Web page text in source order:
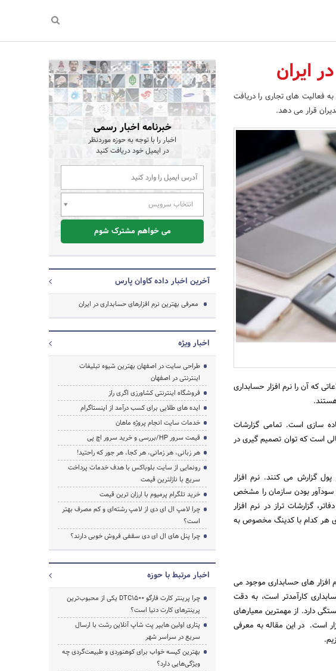
جستجو
ایران
فعالیت های تجاری را دریافت
قرار می دهد.
که آن را نرم افزار حسابداری
سازی است. تمامی گزارشات
است که توان تصمیم گیری در
گزارش می کنند. نرم افزار
سودآور بودن سازمان را مشخص
گزارشات تراز در نرم افزار
هر کدام با کدینگ مخصوص به
افزار های حسابداری موجود می
کارآمدتر است، به دقت
دارد. از مهمترین معیارهای
است. در این مقاله به معرفی
خبرنامه اخبار رسمی
اخبار را با توجه به حوزه موردنظر
در ایمیل خود دریافت کنید
انتخاب سرویس
می خواهم مشترک شوم
آخرین اخبار داده کاوان پارس
معرفی بهترین نرم افزارهای حسابداری در ایران
اخبار ویژه
طراحی سایت در اصفهان بهترین شیوه تبلیغات
اینترنتی در اصفهان
فروشگاه اینترنتی کشاورزی اگری راز
ایده های طلایی برای کسب درآمد از اینستاگرام
خدمات سایت انجام پروژه ماهان
قیمت سرور HP/بررسی و خرید سرور اچ پی
هر زبانی، هر زمانی، هر کجا، هر جور که راحتید!
رونمایی از سایت بلوباکس با هدف خدمات پرداخت
سریع با نازلترین قیمت
خرید تلگرام پرمیوم با ارزان ترین قیمت
چرا لامپ ال ای دی از لامپ رشته‌ای و کم مصرف بهتر
است؟
چرا پنل های ال ای دی سقفی فروش خوبی دارند؟
اخبار مرتبط با حوزه
چرا پرینتر کارت فارگو DTC1500 یکی از محبوب‌ترین
پرینترهای کارت دنیا است؟
پتاری اولین هایپر پت شاپ آنلاین رشت با ارسال
سریع در سراسر شهر
بهترین کیسه خواب برای کوهنوردی و طبیعت‌گردی چه
ویژگی‌هایی دارد؟